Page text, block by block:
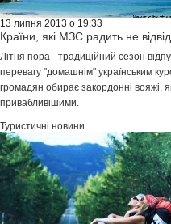
13 липня 2013 о 19:33
Країни, які МЗС радить не
Літня пора - традиційний сезон
перевагу "домашнім" українським
громадян обирає закордонні вояжі,
привабливішими.
Туристичні новини